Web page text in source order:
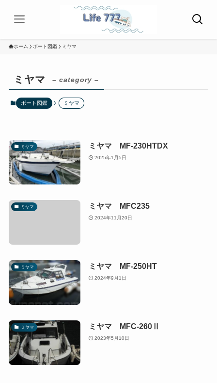
ホーム ボート図鑑 ミヤマ
ミヤマ – category –
ボート図鑑 ミヤマ
ミヤマ ミヤマ MF-230HTDX
2025年1月5日
ミヤマ ミヤマ MFC235
2024年11月20日
ミヤマ ミヤマ MF-250HT
2024年9月1日
ミヤマ ミヤマ MFC-260Ⅱ
2023年5月10日